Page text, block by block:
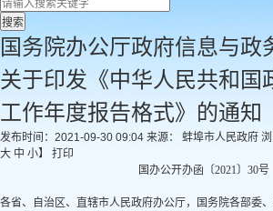
国务院办公厅政府信息与政
关于印发《中华人民共和国
工作年度报告格式》的通知
发布时间：2021-09-30 09:04 来源： 蚌埠市人民政府 浏
大 中 小】
打印
国办公开办函〔2021〕30号
各省、自治区、直辖市人民政府办公厅，国务院各部委